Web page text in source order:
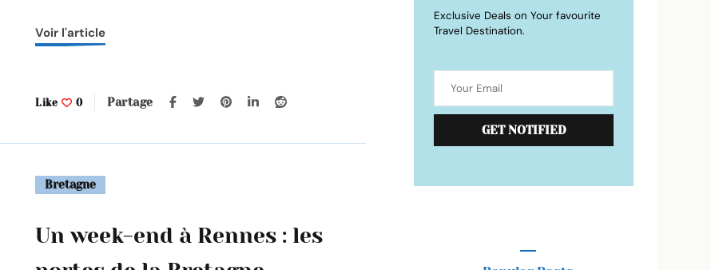
Voir l'article
Like 0 Partage
Bretagne
Un week-end à Rennes : les
Exclusive Deals on Your favourite
Travel Destination.